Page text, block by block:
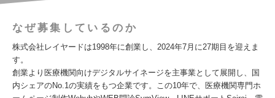
なぜ募集しているのか
株式会社レイヤードは1998年に創業し、2024年7月に27期目を迎えま
す。
創業より医療機関向けデジタルサイネージを主事業として展開し、国
内シェアのNo.1の実績をもつ企業です。この10年で、医療機関専門ホ